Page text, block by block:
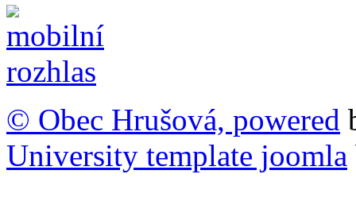
© Obec Hrušová, powered
University template joomla